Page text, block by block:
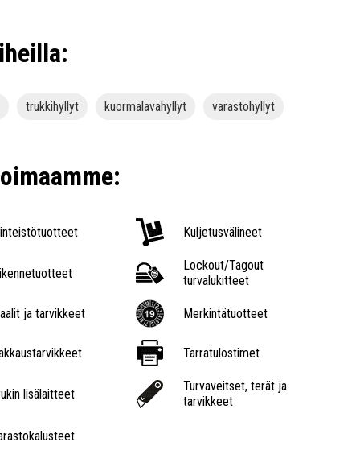
trukkihyllyt kuormalavahyllyt varastohyllyt
Kuljetusvälineet
Lockout/Tagout
turvalukitteet
ja tarvikkeet Merkintätuotteet
Tarratulostimet
lisälaitteet
Turvaveitset, terät ja
tarvikkeet